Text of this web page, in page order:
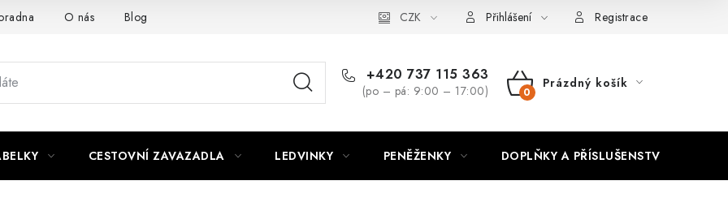
O nás Blog CZK Přihlášení Registrace
+420 737 115 363
(po – pá: 9:00 – 17:00)
NÁKUPNÍ
Prázdný košík
CESTOVNÍ ZAVAZADLA LEDVINKY PENĚŽENKY DOPLŇKY A PŘÍSLUŠENSTVÍ